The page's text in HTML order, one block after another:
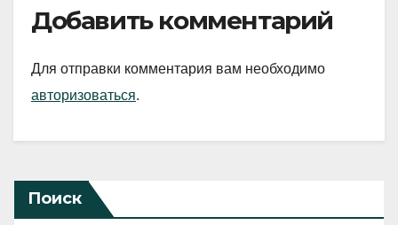
Добавить комментарий
Для отправки комментария вам необходимо
авторизоваться.
Поиск